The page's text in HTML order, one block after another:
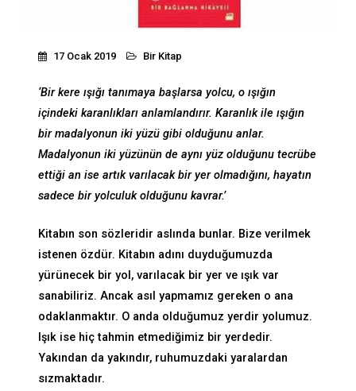
17 Ocak 2019 Bir Kitap
‘Bir kere ışığı tanımaya başlarsa yolcu, o ışığın
içindeki karanlıkları anlamlandırır. Karanlık ile ışığın
bir madalyonun iki yüzü gibi olduğunu anlar.
Madalyonun iki yüzünün de aynı yüz olduğunu tecrübe
ettiği an ise artık varılacak bir yer olmadığını, hayatın
sadece bir yolculuk olduğunu kavrar.’
Kitabın son sözleridir aslında bunlar. Bize verilmek
istenen özdür. Kitabın adını duyduğumuzda
yürünecek bir yol, varılacak bir yer ve ışık var
sanabiliriz. Ancak asıl yapmamız gereken o ana
odaklanmaktır. O anda olduğumuz yerdir yolumuz.
Işık ise hiç tahmin etmediğimiz bir yerdedir.
Yakından da yakındır, ruhumuzdaki yaralardan
sızmaktadır.